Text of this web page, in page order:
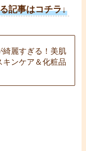
記事はコチラ↓
綺麗すぎる！美肌
キンケア＆化粧品